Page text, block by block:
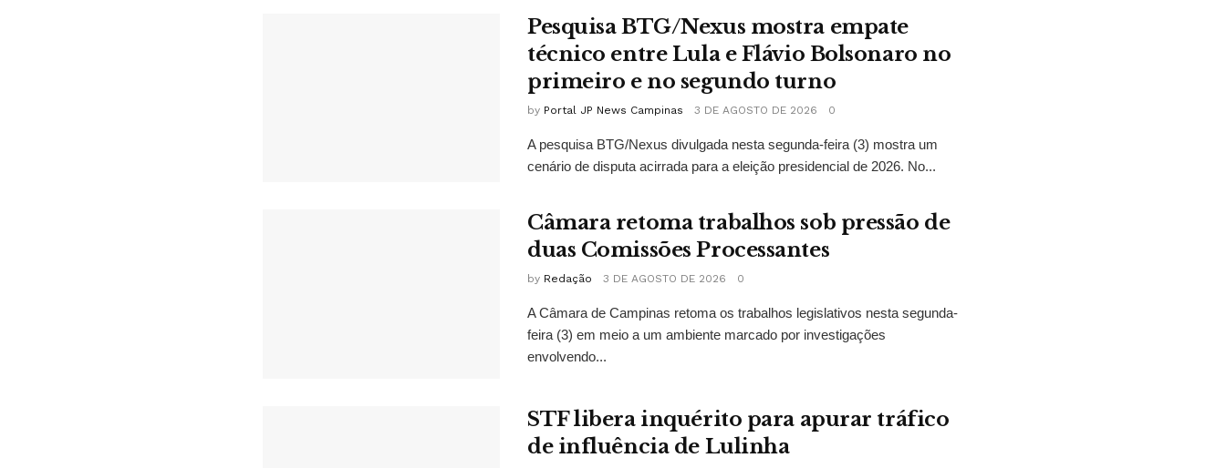
Pesquisa BTG/Nexus mostra empate
técnico entre Lula e Flávio Bolsonaro no
primeiro e no segundo turno
by Portal JP News Campinas 3 DE AGOSTO DE 2026 0
A pesquisa BTG/Nexus divulgada nesta segunda-feira (3) mostra um
cenário de disputa acirrada para a eleição presidencial de 2026. No...
Câmara retoma trabalhos sob pressão de
duas Comissões Processantes
by Redação 3 DE AGOSTO DE 2026 0
A Câmara de Campinas retoma os trabalhos legislativos nesta segunda-
feira (3) em meio a um ambiente marcado por investigações
envolvendo...
STF libera inquérito para apurar tráfico
de influência de Lulinha